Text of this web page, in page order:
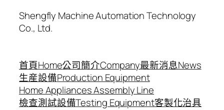
Shengfly Machine Automation Technology
Co., Ltd.
首頁Home公司簡介Company最新消息News
生産設備Production Equipment
Home Appliances Assembly Line
檢查測試設備Testing Equipment客製化治具